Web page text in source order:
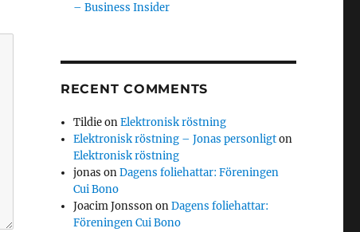
– Business Insider
RECENT COMMENTS
TildieonElektronisk röstning
Elektronisk röstning – Jonas personligton
Elektronisk röstning
jonas onDagens foliehattar: Föreningen
Cui Bono
Joacim JonssononDagens foliehattar:
Föreningen Cui Bono